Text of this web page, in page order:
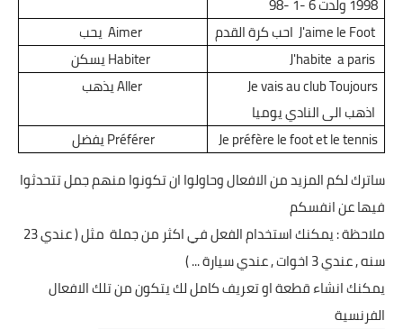
J'aime le Foot احب كرة القدم Aimer يحب
J'habite a paris
Habiterيسكن
Je vais au club Toujours
اذهب الى النادي يوميا
Allerيذهب
Je préfère le foot et le tennis
Préférerيفضل
ساترك لكم المزيد من الافعال وحاولوا ان تكونوا منهم جمل تتحدثوا
فيها عن انفسكم
ملاحظة : يمكنك استخدام الفعل في اكثر من جملة
مثل ( عندي 23
سنه , عندي 3 اخوات , عندي سيارة ... )
يمكنك انشاء قطعة او تعريف كامل لك يتكون من تلك الافعال
الفرنسية